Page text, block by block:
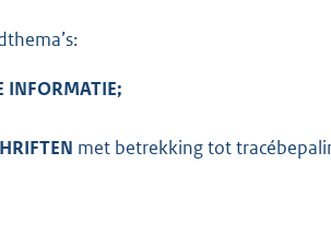
INFORMATIE;
met betrekking tot